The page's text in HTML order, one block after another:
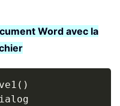
Word avec la
( )